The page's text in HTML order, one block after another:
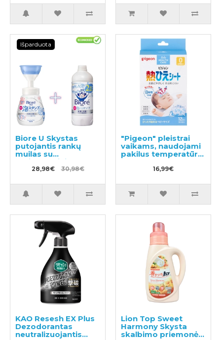
antibakteriniu
poveikiu 510ml +
Išparduota
Biore U Skystas
putojantis rankų
muilas su
antibakteriniu
poveikiu, švelnaus
240ml + užpildas
430ml
28,98€ 30,98€
"Pigeon" pleistrai
vaikams, naudojami
pakilus temperatūrai
16,99€
KAO Resesh EX Plus
Dezodorantas
neutralizuojantis
Lion Top Sweet
Harmony Skysta
skalbimo priemonė